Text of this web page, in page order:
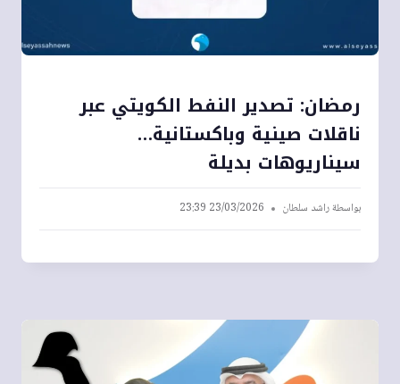
رمضان: تصدير النفط الكويتي عبر
ناقلات صينية وباكستانية…
سيناريوهات بديلة
بواسطةراشد سلطان 23/03/2026 23:39